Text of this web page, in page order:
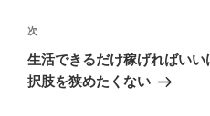
ゲ
ー
シ
次
の
投
次
生活できるだけ稼げればい
択肢を狭めたくない